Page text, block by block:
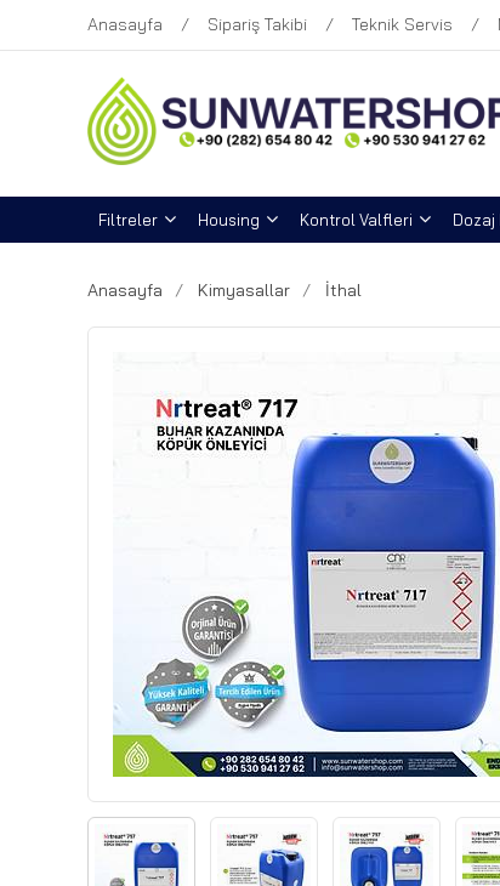
Anasayfa Sipariş Takibi Teknik Servis
Filtreler Housing Kontrol Valfleri Dozaj
Anasayfa Kimyasallar İthal